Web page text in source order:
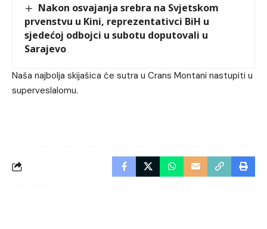
Nakon osvajanja srebra na Svjetskom
prvenstvu u Kini, reprezentativci BiH u
sjedećoj odbojci u subotu doputovali u
Sarajevo
Naša najbolja skijašica će sutra u Crans Montani nastupiti u
superveslalomu.